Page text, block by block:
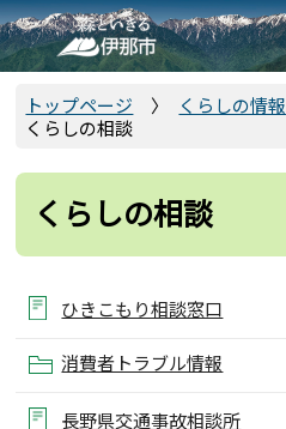
こ
の
ペ
で
トップページ くらしの情報
くらしの相談
くらしの相談
ひきこもり相談窓口
消費者トラブル情報
長野県交通事故相談所